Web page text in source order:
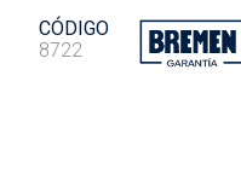
CÓDIGO
8722